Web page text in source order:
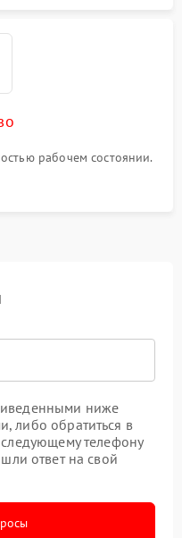
рабочем состоянии.
ниже
либо обратиться в
следующему телефону
ответ на свой